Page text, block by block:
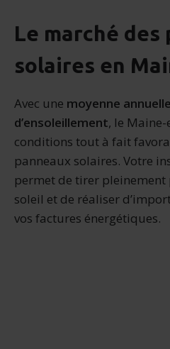
Le marché des
solaires en
Avec une moyenne
d’ensoleillement, le
conditions tout à fait
panneaux solaires. Votre
permet de tirer
soleil et de réaliser
vos factures énergétiques.